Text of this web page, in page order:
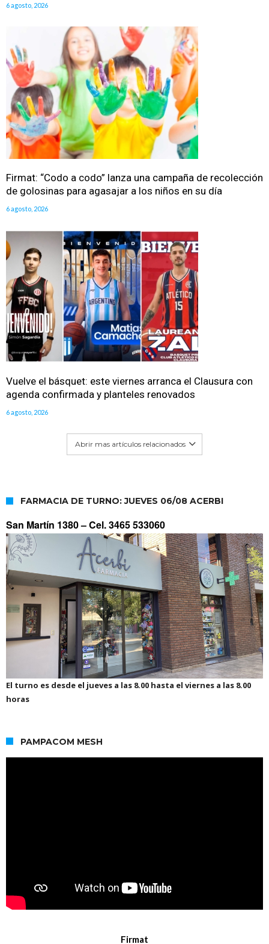
6 agosto, 2026
Firmat: “Codo a codo” lanza una campaña de recolección
de golosinas para agasajar a los niños en su día
6 agosto, 2026
Vuelve el básquet: este viernes arranca el Clausura con
agenda confirmada y planteles renovados
6 agosto, 2026
Abrir mas artículos relacionados
FARMACIA DE TURNO: JUEVES 06/08 ACERBI
San Martín 1380 –Cel. 3465 533060
El turno es desde el jueves a las 8.00 hasta el viernes a las 8.00
horas
PAMPACOM MESH
Firmat